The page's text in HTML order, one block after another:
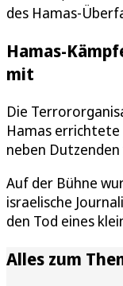
des Hamas-
Hamas-
mit
Die
Hamas errichtete
neben
Auf der Bühne
israelische
den Tod eines
Alles zum